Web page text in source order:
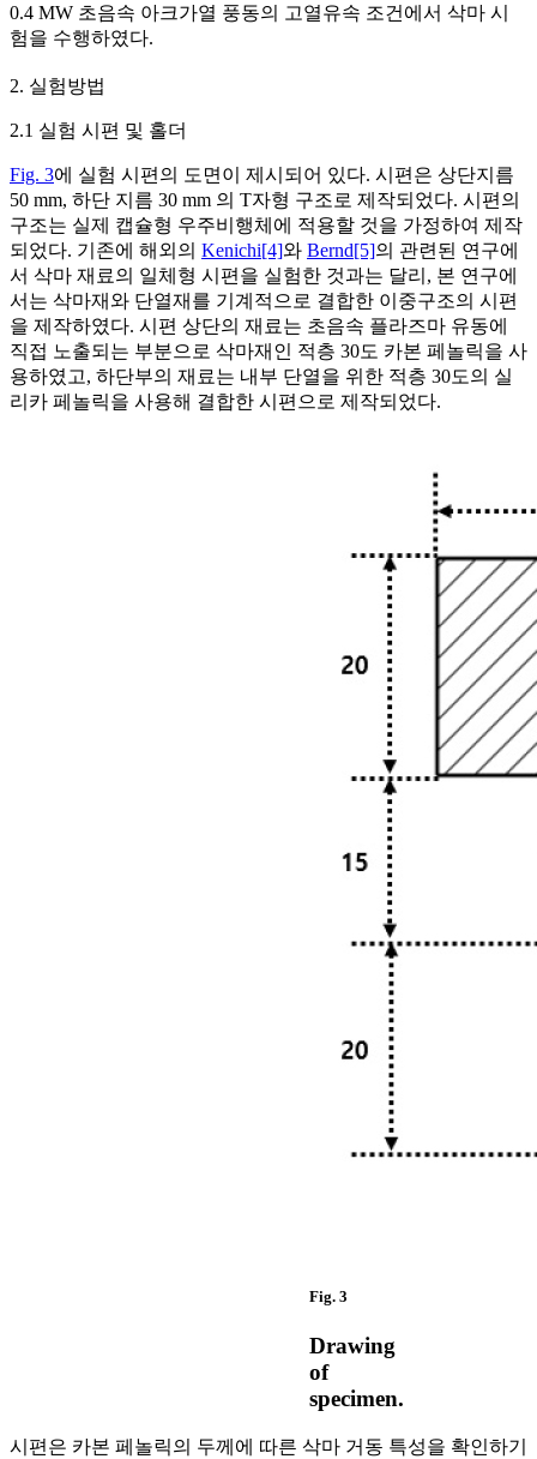
0.4 MW 초음속 아크가열 풍동의 고열유속 조건에서 삭마 시
험을 수행하였다.
2. 실험방법
2.1 실험 시편 및 홀더
Fig. 3에 실험 시편의 도면이 제시되어 있다. 시편은 상단지름
50 mm, 하단 지름 30 mm 의 T자형 구조로 제작되었다. 시편의
구조는 실제 캡슐형 우주비행체에 적용할 것을 가정하여 제작
되었다. 기존에 해외의 Kenichi[4]와 Bernd[5]의 관련된 연구에
서 삭마 재료의 일체형 시편을 실험한 것과는 달리, 본 연구에
서는 삭마재와 단열재를 기계적으로 결합한 이중구조의 시편
을 제작하였다. 시편 상단의 재료는 초음속 플라즈마 유동에
직접 노출되는 부분으로 삭마재인 적층 30도 카본 페놀릭을 사
용하였고, 하단부의 재료는 내부 단열을 위한 적층 30도의 실
리카 페놀릭을 사용해 결합한 시편으로 제작되었다.
Fig. 3
Drawing
of
specimen.
시편은 카본 페놀릭의 두께에 따른 삭마 거동 특성을 확인하기